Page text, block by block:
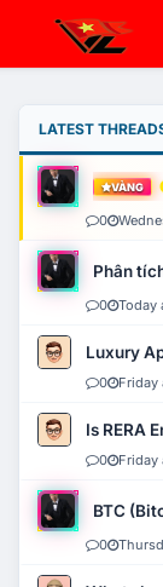
LATEST
VÀNG
0
Phân
0 Today
Luxury
0 Friday
Is RERA
0 Friday
BTC
0